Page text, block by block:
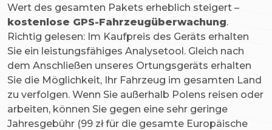
Wert des gesamten Pakets erheblich steigert –
kostenlose GPS-Fahrzeugüberwachung.
Richtig gelesen: Im Kaufpreis des Geräts erhalten
Sie ein leistungsfähiges Analysetool. Gleich nach
dem Anschließen unseres Ortungsgeräts erhalten
Sie die Möglichkeit, Ihr Fahrzeug im gesamten Land
zu verfolgen. Wenn Sie außerhalb Polens reisen oder
arbeiten, können Sie gegen eine sehr geringe
Jahresgebühr (99 zł für die gesamte Europäische